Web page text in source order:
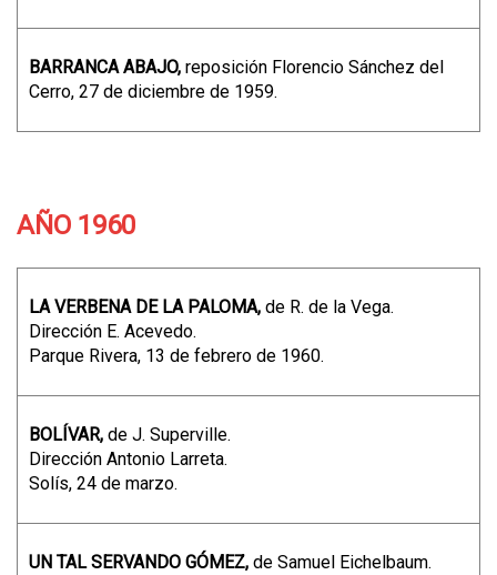
BARRANCA ABAJO, reposición Florencio Sánchez del
Cerro, 27 de diciembre de 1959.
AÑO 1960
LA VERBENA DE LA PALOMA, de R. de la Vega.
Dirección E. Acevedo.
Parque Rivera, 13 de febrero de 1960.
BOLÍVAR, de J. Superville.
Dirección Antonio Larreta.
Solís, 24 de marzo.
UN TAL SERVANDO GÓMEZ, de Samuel Eichelbaum.